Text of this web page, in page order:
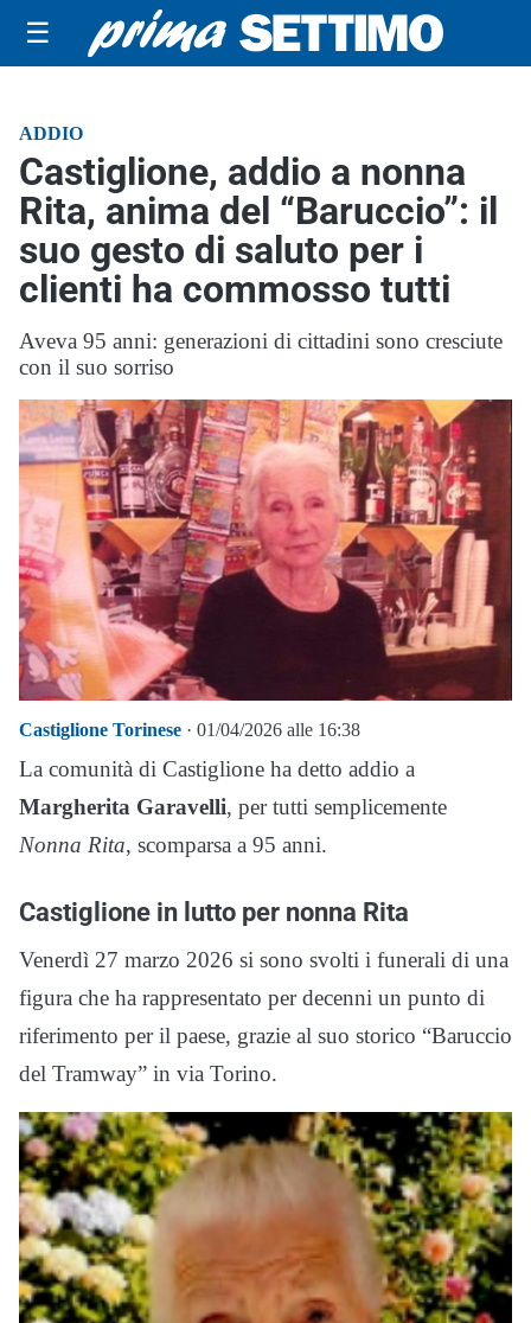
☰
ADDIO
Castiglione, addio a nonna
Rita, anima del “Baruccio”: il
suo gesto di saluto per i
clienti ha commosso tutti
Aveva 95 anni: generazioni di cittadini sono cresciute
con il suo sorriso
Castiglione Torinese · 01/04/2026 alle 16:38
La comunità di Castiglione ha detto addio a
Margherita Garavelli, per tutti semplicemente
Nonna Rita, scomparsa a 95 anni.
Castiglione in lutto per nonna Rita
Venerdì 27 marzo 2026 si sono svolti i funerali di una
figura che ha rappresentato per decenni un punto di
riferimento per il paese, grazie al suo storico “Baruccio
del Tramway” in via Torino.